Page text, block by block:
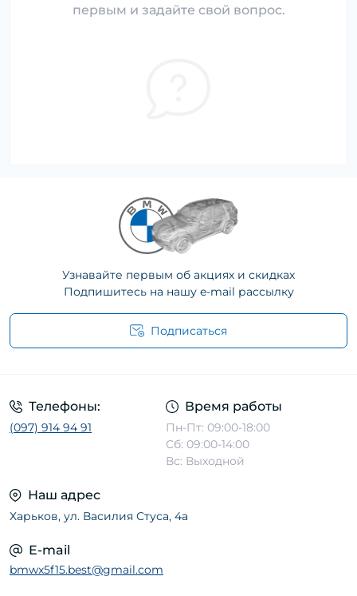
первым и задайте свой вопрос.
Узнавайте первым об акциях и скидках
Подпишитесь на нашу e-mail рассылку
Подписаться
Телефоны:
(097) 914 94 91
Время работы
Пн-Пт: 09:00-18:00
Сб: 09:00-14:00
Вс: Выходной
Наш адрес
Харьков, ул. Василия Стуса, 4а
E-mail
bmwx5f15.best@gmail.com